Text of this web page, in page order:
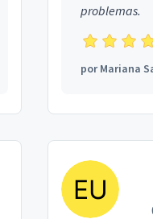
problemas.
porMariana